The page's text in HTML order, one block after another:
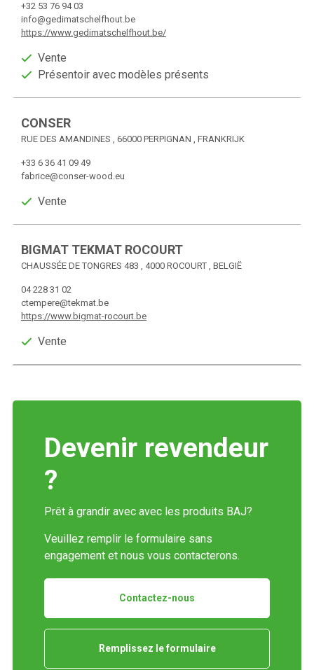
+32 53 76 94 03
info@gedimatschelfhout.be
https://www.gedimatschelfhout.be/
Vente
Présentoir avec modèles présents
CONSER
RUE DES AMANDINES , 66000 PERPIGNAN , FRANKRIJK
+33 6 36 41 09 49
fabrice@conser-wood.eu
Vente
BIGMAT TEKMAT ROCOURT
CHAUSSÉE DE TONGRES 483 , 4000 ROCOURT , BELGIË
04 228 31 02
ctempere@tekmat.be
https://www.bigmat-rocourt.be
Vente
Devenir revendeur
?
Prêt à grandir avec avec les produits BAJ?
Veuillez remplir le formulaire sans
engagement et nous vous contacterons.
Contactez-nous
Remplissez le formulaire